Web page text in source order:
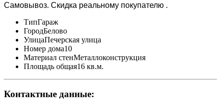
Самовывоз. Скидка реальному покупателю .
ТипГараж
ГородБелово
УлицаПечерская улица
Номер дома10
Материал стенМеталлоконструкция
Площадь общая16 кв.м.
Контактные данные: